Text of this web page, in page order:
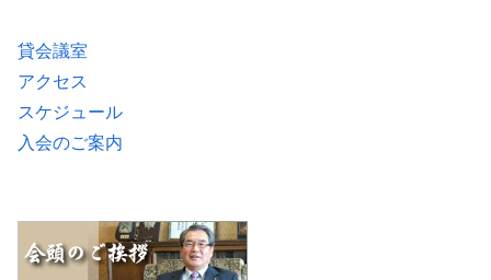
貸会議室
アクセス
スケジュール
入会のご案内